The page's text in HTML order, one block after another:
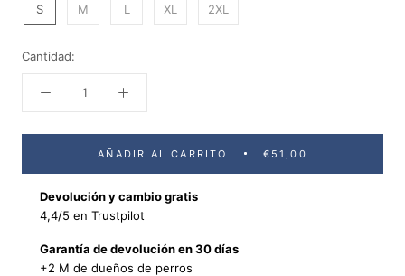
S M L XL 2XL
Cantidad:
AÑADIR AL CARRITO €51,00
Devolución y cambio gratis
4,4/5 en Trustpilot
Garantía de devolución en 30 días
+2 M de dueños de perros